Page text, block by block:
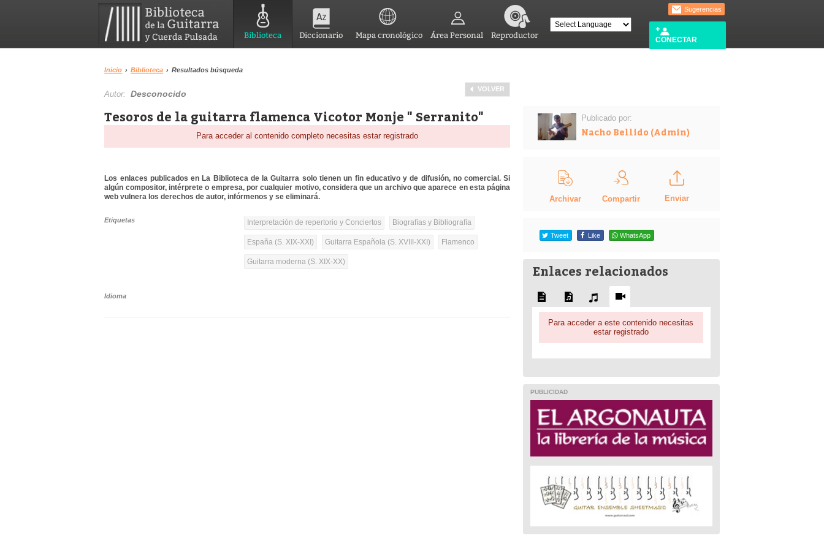
Biblioteca Diccionario Mapa cronológico Área Personal Reproductor
Sugerencias
CONECTAR
Inicio › Biblioteca › Resultados búsqueda
VOLVER
Autor:Desconocido
Tesoros de la guitarra flamenca Vicotor Monje " Serranito"
Para acceder al contenido completo necesitas estar registrado
Los enlaces publicados en La Biblioteca de la Guitarra solo tienen un fin educativo y de difusión, no comercial. Si
algún compositor, intérprete o empresa, por cualquier motivo, considera que un archivo que aparece en esta página
web vulnera los derechos de autor, infórmenos y se eliminará.
Etiquetas Interpretación de repertorio y Conciertos Biografías y Bibliografía
España (S. XIX-XXI) Guitarra Española (S. XVIII-XXI) Flamenco
Guitarra moderna (S. XIX-XX)
Idioma
Publicado por:
Nacho Bellido (Admin)
Archivar Compartir Enviar
Tweet Like WhatsApp
Enlaces relacionados
Para acceder a este contenido necesitas
estar registrado
PUBLICIDAD